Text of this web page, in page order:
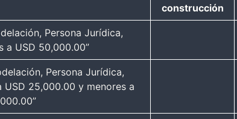
construcción
Persona Jurídica,
a USD 50,000.00”
Persona Jurídica,
25,000.00 y menores a